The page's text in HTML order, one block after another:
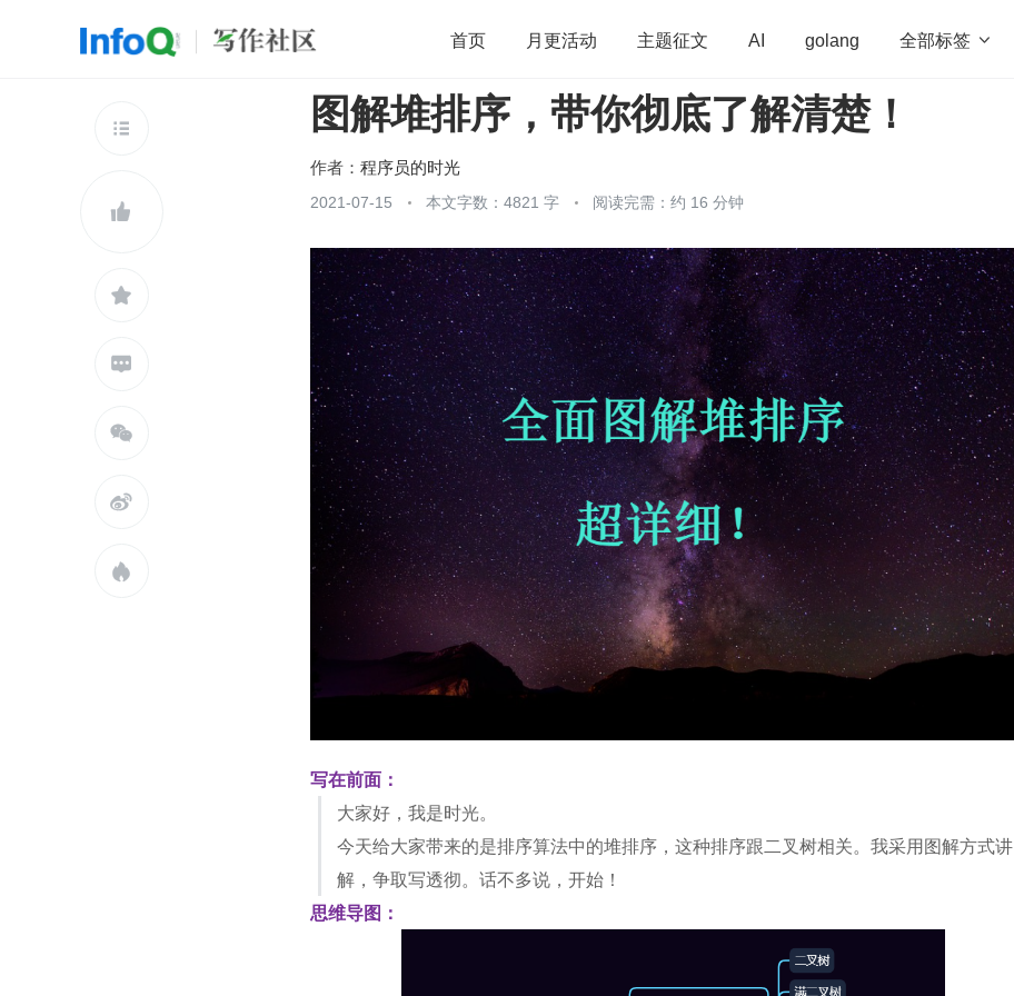
首页 月更活动 主题征文 AI golang 全部标签 
开源 架构 OpenHarmony 算法 学习方法 Web3.0
团队管理
查看更多







图解堆排序，带你彻底了解清楚！
作者： 程序员的时光
2021-07-15 本文字数：4821 字 阅读完需：约 16 分钟
写在前面：
大家好，我是时光。
今天给大家带来的是排序算法中的堆排序，这种排序跟二叉树相关。我采用图解方式讲
解，争取写透彻。话不多说，开始！
思维导图：